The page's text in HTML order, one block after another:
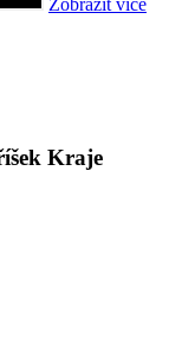
Zobrazit více
Kraje